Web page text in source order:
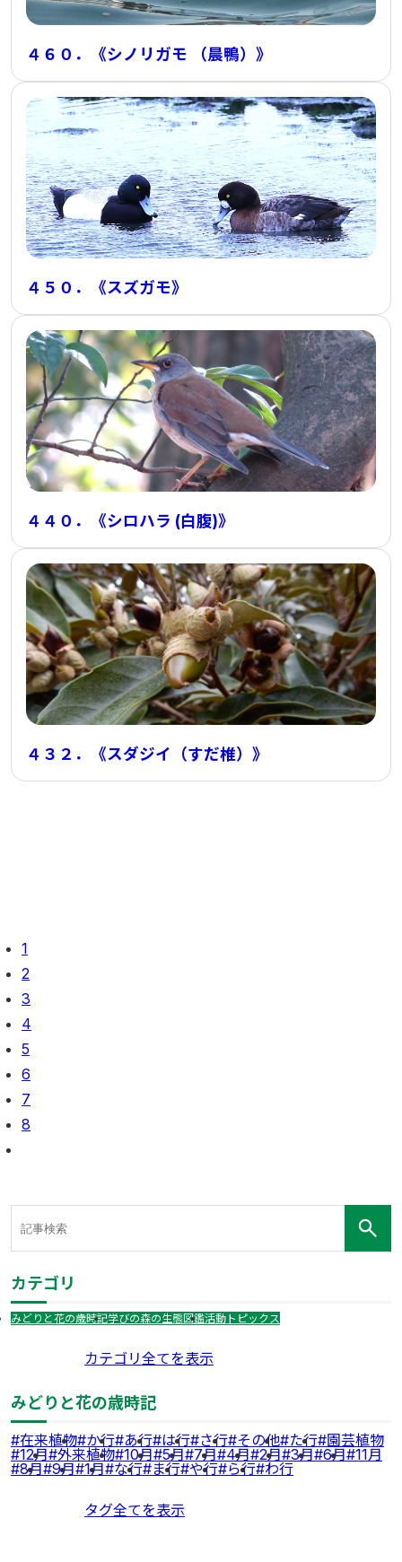
４６０．《シノリガモ （晨鴨）》
４５０．《スズガモ》
４４０．《シロハラ (白腹)》
４３２．《スダジイ（すだ椎）》
1
2
3
4
5
6
7
8
カテゴリ
みどりと花の歳時記学びの森の生態図鑑活動トピックス
カテゴリ全てを表示
みどりと花の歳時記
在来植物 か行 あ行 は行 さ行 その他 た行 園芸植物
12月 外来植物 10月 5月 7月 4月 2月 3月 6月 11月
8月 9月 1月 な行 ま行 や行 ら行 わ行
タグ全てを表示